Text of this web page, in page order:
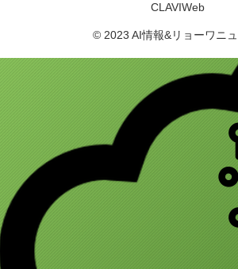
CLAVIWeb
© 2023 AI情報&リョーワニ